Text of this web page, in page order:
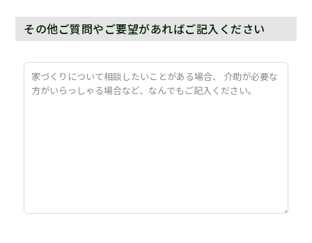
その他ご質問やご要望があればご記入ください